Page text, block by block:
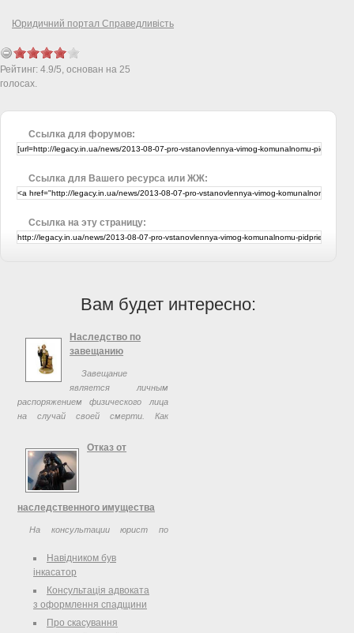
Юридичний портал Справедливість
Рейтинг: 4.9/5, основан на 25
голосах.
Ссылка для форумов:
Ссылка для Вашего ресурса или ЖЖ:
Ссылка на эту страницу:
Вам будет интересно:
Наследство по
завещанию
Завещание
является личным
распоряжением физического лица
на случай своей смерти. Как
Отказ от
наследственного имущества
На консультации юрист по
как правильно оформить отказ от
принятия наследственного
имущества.
Навідником був
інкасатор
Консультація адвоката
з оформлення спадщини
Про скасування